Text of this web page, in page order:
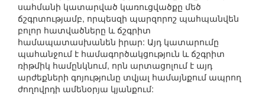
սահմանի կատարված կառուցվածքը մեծ
ճշգրտությամբ, որպեսզի պարզորոշ պահպանվեն
բոլոր հատվածները և ճշգրիտ
համապատասխանեն իրար: Այդ կատարումը
պահանջում է համագործակցություն և ճշգրիտ
ռիթմիկ համընկնում, որն արտացոլում է այդ
արժեքների գոյությունը տվյալ համայնքում ապրող
ժողովրդի ամենօրյա կյանքում: